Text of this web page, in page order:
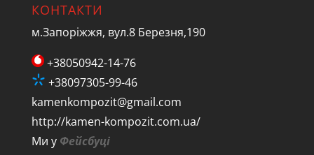
КОНТАКТИ
м.Запоріжжя, вул.8 Березня,190
+38050942-14-76
+38097305-99-46
kamenkompozit@gmail.com
http://kamen-kompozit.com.ua/
Ми у Фейсбуці